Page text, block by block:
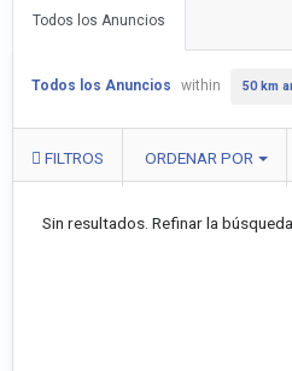
Todos los Anuncios
Todos los Anuncios within 50 km
FILTROS ORDENAR POR
Sin resultados. Refinar la